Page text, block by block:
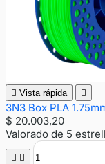
 Vista rápida 
3N3 Box PLA
$ 20.003,20
Valorado de 5
 